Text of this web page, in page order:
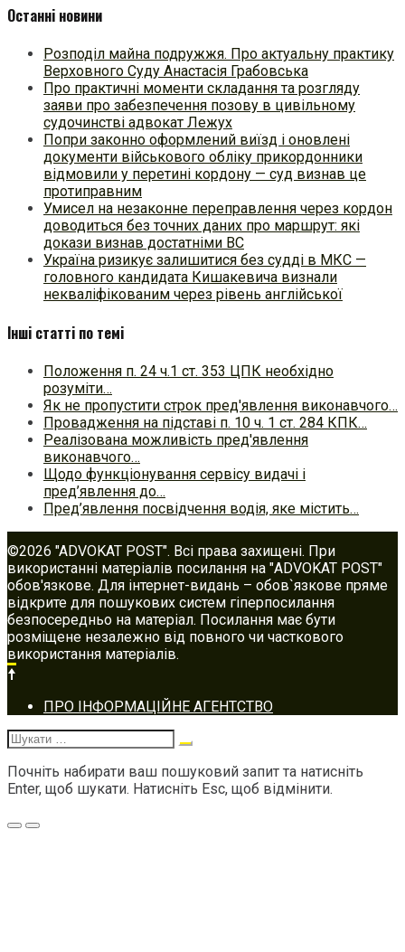
Останні новини
Розподіл майна подружжя. Про актуальну практику
Верховного Суду Анастасія Грабовська
Про практичні моменти складання та розгляду
заяви про забезпечення позову в цивільному
судочинстві адвокат Лежух
Попри законно оформлений виїзд і оновлені
документи військового обліку прикордонники
відмовили у перетині кордону — суд визнав це
протиправним
Умисел на незаконне переправлення через кордон
доводиться без точних даних про маршрут: які
докази визнав достатніми ВС
Україна ризикує залишитися без судді в МКС —
головного кандидата Кишакевича визнали
некваліфікованим через рівень англійської
Інші статті по темі
Положення п. 24 ч.1 ст. 353 ЦПК необхідно
розуміти…
Як не пропустити строк пред'явлення виконавчого…
Провадження на підставі п. 10 ч. 1 ст. 284 КПК…
Реалізована можливість пред'явлення
виконавчого…
Щодо функціонування сервісу видачі і
пред’явлення до…
Пред’явлення посвідчення водія, яке містить…
©2026 "ADVOKAT POST". Всі права захищені. При
використанні матеріалів посилання на "ADVOKAT POST"
обов'язкове. Для інтернет-видань – обов`язкове пряме
відкрите для пошукових систем гіперпосилання
безпосередньо на матеріал. Посилання має бути
розміщене незалежно від повного чи часткового
використання матеріалів.
Footer
navigation
ПРО ІНФОРМАЦІЙНЕ АГЕНТСТВО
Шукати:
Почніть набирати ваш пошуковий запит та натисніть
Enter, щоб шукати. Натисніть Esc, щоб відмінити.
Меню